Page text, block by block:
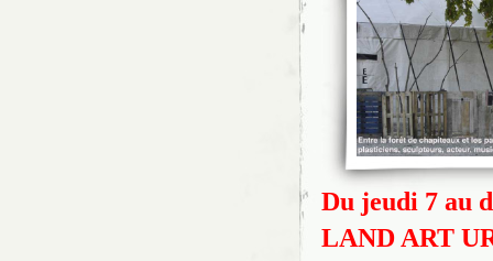
Du jeudi 7 au
LAND ART